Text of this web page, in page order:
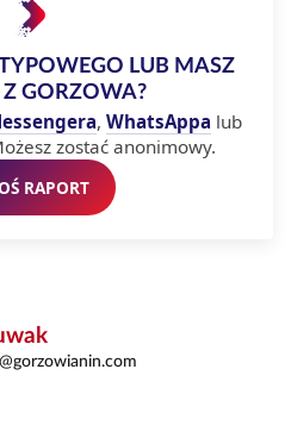
LUB MASZ
GORZOWA?
, WhatsAppa lub
zostać anonimowy.
RAPORT